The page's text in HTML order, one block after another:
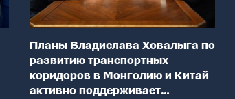
Планы Владислава Ховалыга по
развитию транспортных
коридоров в Монголию и Китай
активно поддерживает